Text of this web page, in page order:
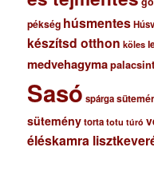
pékség húsmentes
készítsd otthon köles
medvehagyma
Sasó spárga
süteménytorta totu túró
éléskamra